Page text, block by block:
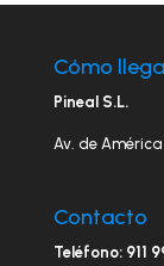
Cómo
Pineal S.L.
Av. de
Contacto
Teléfono: 911